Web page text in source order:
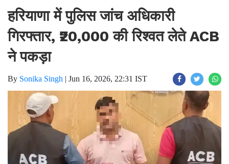
हरियाणा में पुलिस जांच अधिकारी
गिरफ्तार, ₹20,000 की रिश्वत लेते ACB
ने पकड़ा
By Sonika Singh | Jun 16, 2026, 22:31 IST